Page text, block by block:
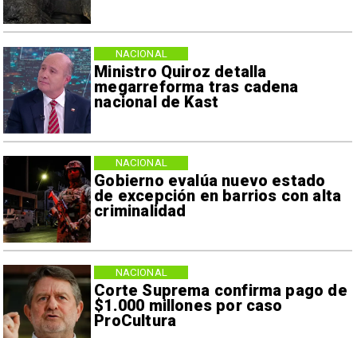
Ministro Quiroz detalla
megarreforma tras cadena
nacional de Kast
NACIONAL
Gobierno evalúa nuevo estado
de excepción en barrios con alta
criminalidad
NACIONAL
Corte Suprema confirma pago de
$1.000 millones por caso
ProCultura
NACIONAL